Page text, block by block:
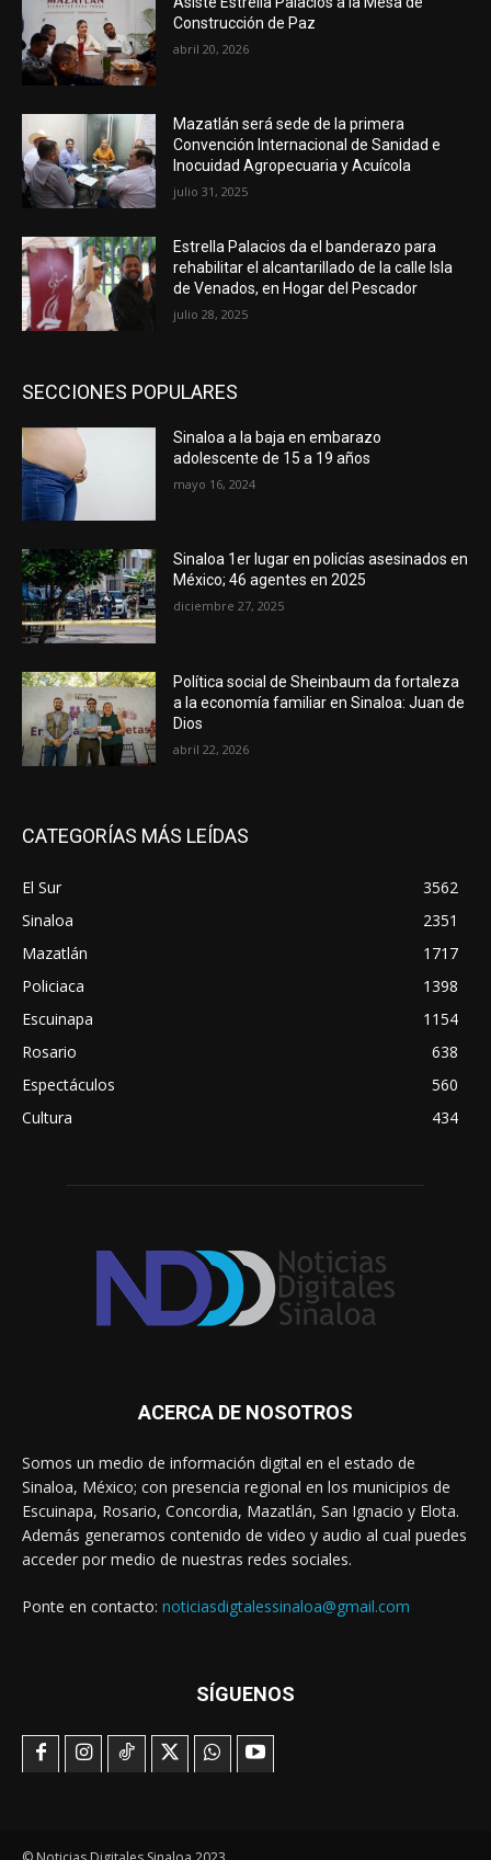
Construcción de Paz
abril 20, 2026
Mazatlán será sede de la primera
Convención Internacional de Sanidad e
Inocuidad Agropecuaria y Acuícola
julio 31, 2025
Estrella Palacios da el banderazo para
rehabilitar el alcantarillado de la calle Isla
de Venados, en Hogar del Pescador
julio 28, 2025
SECCIONES POPULARES
Sinaloa a la baja en embarazo
adolescente de 15 a 19 años
mayo 16, 2024
Sinaloa 1er lugar en policías asesinados en
México; 46 agentes en 2025
diciembre 27, 2025
Política social de Sheinbaum da fortaleza
a la economía familiar en Sinaloa: Juan de
Dios
abril 22, 2026
CATEGORÍAS MÁS LEÍDAS
El Sur
3562
Sinaloa
2351
Mazatlán
1717
Policiaca
1398
Escuinapa
1154
Rosario
638
Espectáculos
560
Cultura
434
ACERCA DE NOSOTROS
Somos un medio de información digital en el estado de
Sinaloa, México; con presencia regional en los municipios de
Escuinapa, Rosario, Concordia, Mazatlán, San Ignacio y Elota.
Además generamos contenido de video y audio al cual puedes
acceder por medio de nuestras redes sociales.
Ponte en contacto: noticiasdigtalessinaloa@gmail.com
SÍGUENOS